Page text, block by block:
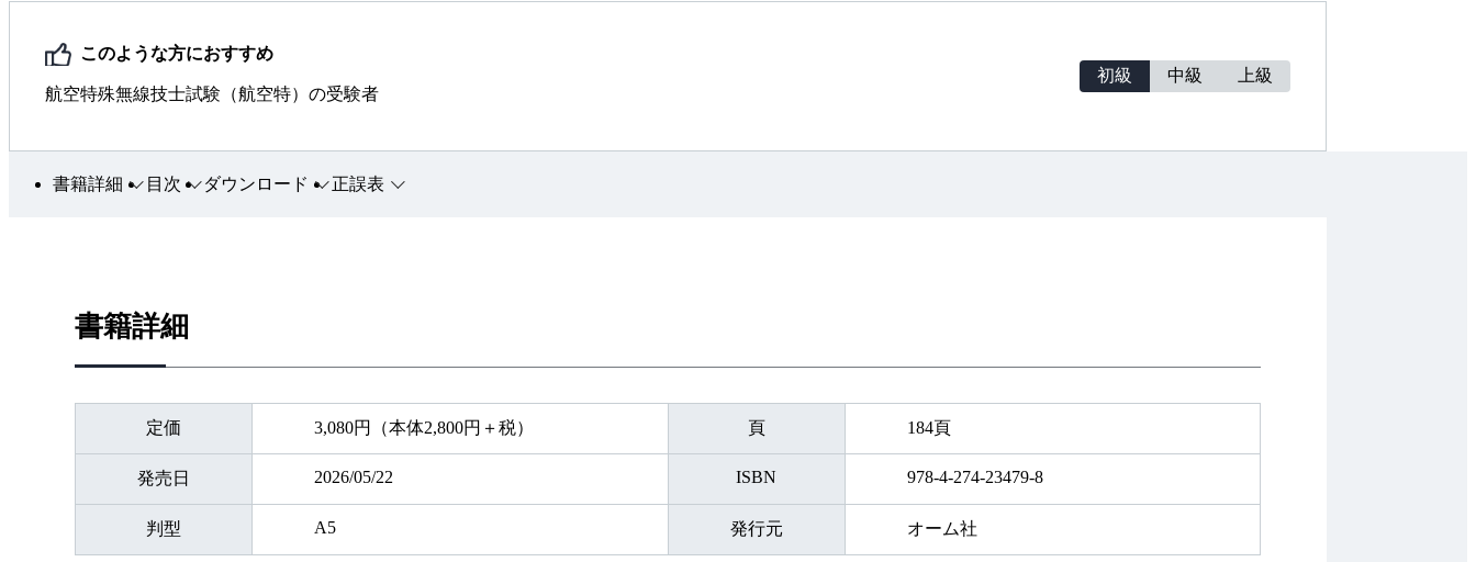
このような方におすすめ
航空特殊無線技士試験（航空特）の受験者
初級 中級 上級
書籍詳細 目次 ダウンロード 正誤表
書籍詳細
定価 3,080円（本体2,800円＋税） 頁 184頁
発売日 2026/05/22 ISBN 978-4-274-23479-8
判型 A5 発行元 オーム社